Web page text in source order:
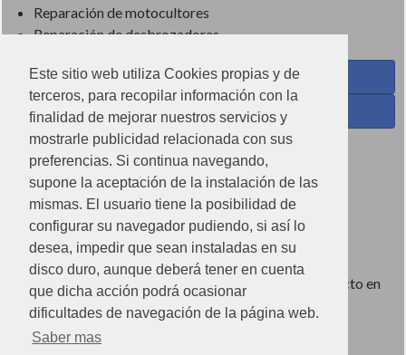
Este sitio web utiliza Cookies propias y de
terceros, para recopilar información con la
finalidad de mejorar nuestros servicios y
mostrarle publicidad relacionada con sus
preferencias. Si continua navegando,
supone la aceptación de la instalación de las
mismas. El usuario tiene la posibilidad de
configurar su navegador pudiendo, si así lo
desea, impedir que sean instaladas en su
disco duro, aunque deberá tener en cuenta
que dicha acción podrá ocasionar
dificultades de navegación de la página web.
Saber mas
Reparación de motocultores
Reparación de desbrozadoras
Coses de Cuina - Menaje y hogar en Facebook
Ferreteria Torrandell en Facebook
Coses de Cuina en Instagram
Condiciones de uso
Poítica de redes sociales
Política de cookies
Imágenes no contractuales, pueden diferir de producto en
tienda.